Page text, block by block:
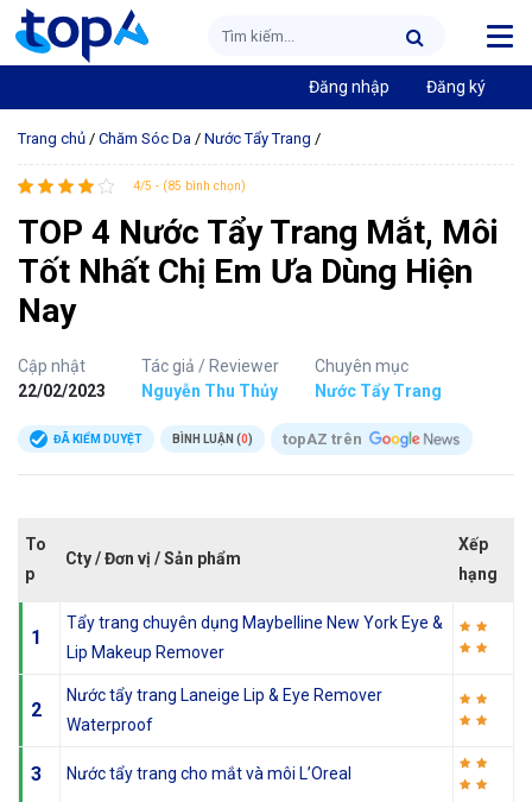
Đăng nhập Đăng ký
Trang chủ / Chăm Sóc Da / Nước Tẩy Trang /
4/5 - (85 bình chọn)
TOP 4 Nước Tẩy Trang Mắt, Môi
Tốt Nhất Chị Em Ưa Dùng Hiện
Nay
Cập nhật
22/02/2023
Tác giả / Reviewer
Nguyễn Thu Thủy
Chuyên mục
Nước Tẩy Trang
ĐÃ KIỂM DUYỆT BÌNH LUẬN (0) topAZ trên
To
p
Cty / Đơn vị / Sản phẩm
Xếp
hạng
1
Tẩy trang chuyên dụng Maybelline New York Eye &
Lip Makeup Remover
2
Nước tẩy trang Laneige Lip & Eye Remover
Waterproof
3 Nước tẩy trang cho mắt và môi L’Oreal